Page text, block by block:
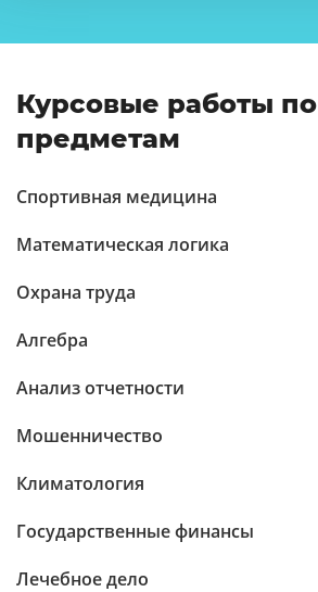
Курсовые работы по
предметам
Спортивная медицина
Математическая логика
Охрана труда
Алгебра
Анализ отчетности
Мошенничество
Климатология
Государственные финансы
Лечебное дело